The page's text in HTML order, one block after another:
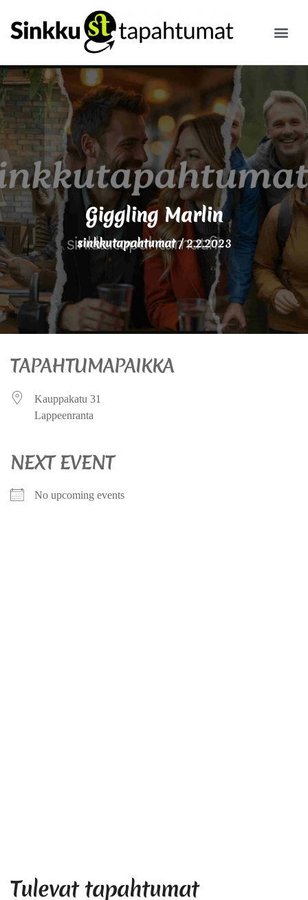
Giggling Marlin
sinkkutapahtumat/2.2.2023
TAPAHTUMAPAIKKA
Kauppakatu 31
Lappeenranta
NEXT EVENT
No upcoming events
Tulevat tapahtumat